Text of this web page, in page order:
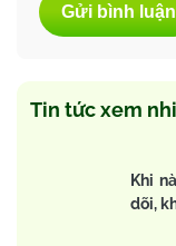
Tin tức xem
Khi
dõi,